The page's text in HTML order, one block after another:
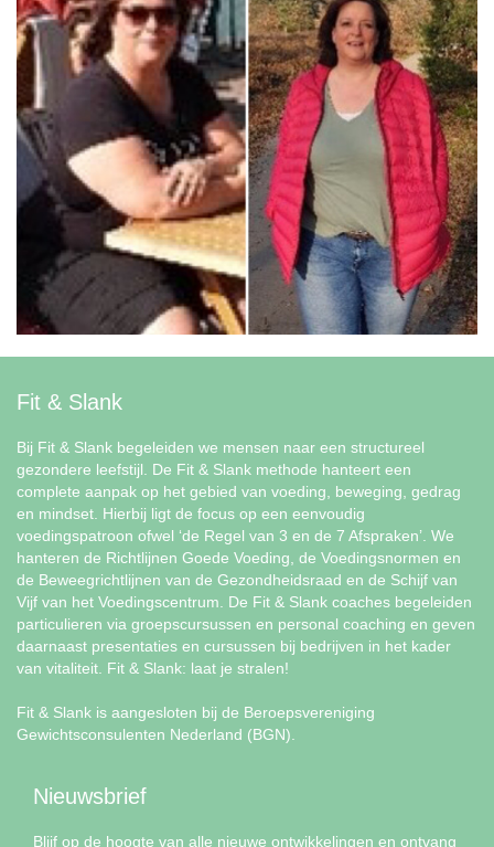
Fit & Slank
Bij Fit & Slank begeleiden we mensen naar een structureel
gezondere leefstijl. De Fit & Slank methode hanteert een
complete aanpak op het gebied van voeding, beweging, gedrag
en mindset. Hierbij ligt de focus op een eenvoudig
voedingspatroon ofwel ‘de Regel van 3 en de 7 Afspraken’. We
hanteren de Richtlijnen Goede Voeding, de Voedingsnormen en
de Beweegrichtlijnen van de Gezondheidsraad en de Schijf van
Vijf van het Voedingscentrum. De Fit & Slank coaches begeleiden
particulieren via groepscursussen en personal coaching en geven
daarnaast presentaties en cursussen bij bedrijven in het kader
van vitaliteit. Fit & Slank: laat je stralen!
Fit & Slank is aangesloten bij de Beroepsvereniging
Gewichtsconsulenten Nederland (BGN).
Nieuwsbrief
Blijf op de hoogte van alle nieuwe ontwikkelingen en ontvang